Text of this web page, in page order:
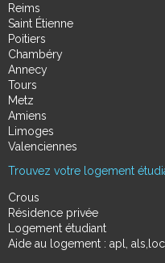
Reims
Saint Étienne
Poitiers
Chambéry
Annecy
Tours
Metz
Amiens
Limoges
Valenciennes
Trouvez votre logement
Crous
Résidence privée
Logement étudiant
Aide au logement : apl,